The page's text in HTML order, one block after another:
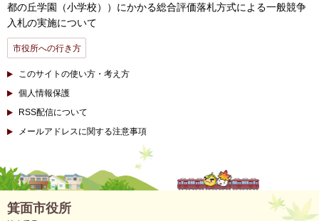
都の丘学園（小学校））にかかる総合評価落札方式による一般競争
入札の実施について
市役所への行き方
このサイトの使い方・考え方
個人情報保護
RSS配信について
メールアドレスに関する注意事項
箕面市役所